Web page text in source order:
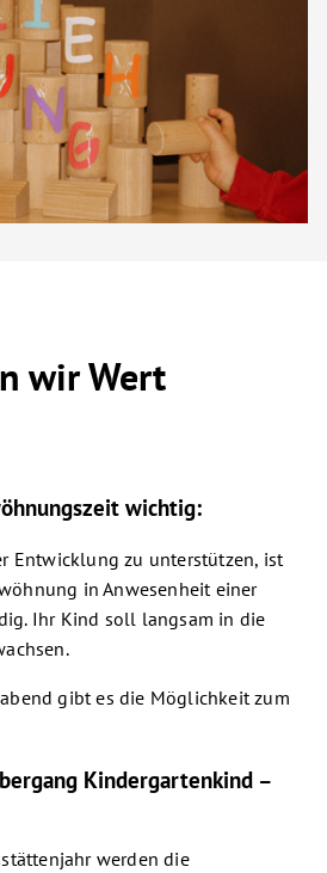
wir Wert
wichtig:
Entwicklung zu unterstützen, ist
in Anwesenheit einer
Ihr Kind soll langsam in die
gibt es die Möglichkeit zum
Kindergartenkind –
werden die